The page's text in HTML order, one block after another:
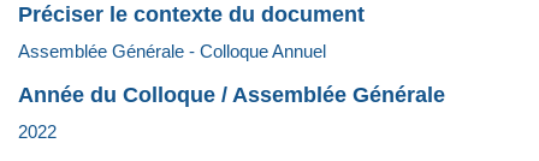
Préciser le contexte du document
Assemblée Générale - Colloque Annuel
Année du Colloque / Assemblée Générale
2022